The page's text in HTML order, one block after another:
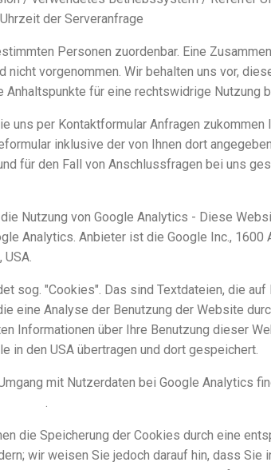
Uhrzeit der Serveranfrage
Personen zuordenbar. Eine
nicht vorgenommen. Wir behalten uns vor,
Anhaltspunkte für eine rechtswidrige Nutzung
uns per Kontaktformular Anfragen zukommen
inklusive der von Ihnen dort
für den Fall von Anschlussfragen bei uns
Nutzung von Google Analytics - Diese
Analytics. Anbieter ist die Google Inc., 1600
USA.
sog. "Cookies". Das sind Textdateien, die auf
eine Analyse der Benutzung der Website
Informationen über Ihre Benutzung dieser
in den USA übertragen und dort gespeichert.
mit Nutzerdaten bei Google Analytics
.
die Speicherung der Cookies durch eine
wir weisen Sie jedoch darauf hin, dass Sie